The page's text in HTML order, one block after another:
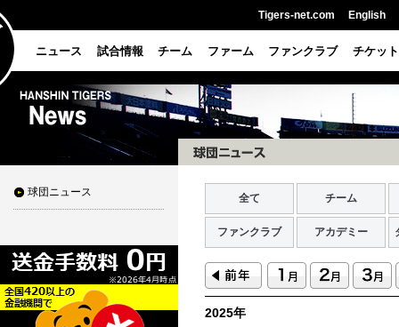
Tigers-net.com English
ニュース 試合情報 チーム ファーム ファンクラブ チケット
球団ニュース 全て チーム
ファンクラブ アカデミー
2025年